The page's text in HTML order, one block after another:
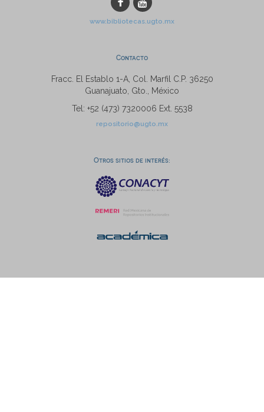
www.bibliotecas.ugto.mx
Contacto
Fracc. El Establo 1-A, Col. Marfil C.P. 36250
Guanajuato, Gto., México
Tel: +52 (473) 7320006 Ext. 5538
repositorio@ugto.mx
Otros sitios de interés: